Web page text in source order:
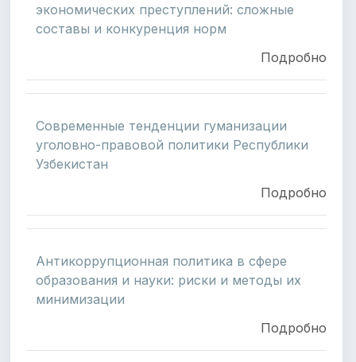
экономических преступлений: сложные
составы и конкуренция норм
Подробно
Современные тенденции гуманизации
уголовно-правовой политики Республики
Узбекистан
Подробно
Антикоррупционная политика в сфере
образования и науки: риски и методы их
минимизации
Подробно